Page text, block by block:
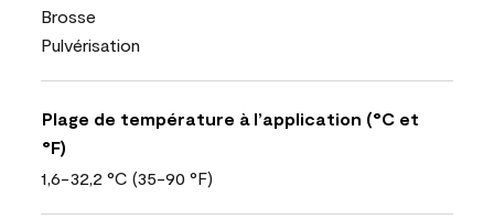
Brosse
Pulvérisation
Plage de température à l’application (°C et
°F)
1,6-32,2 °C (35-90 °F)